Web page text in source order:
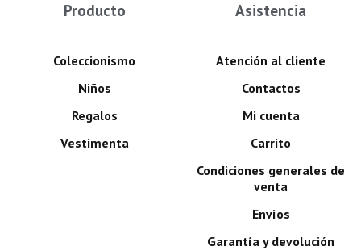
Producto
Coleccionismo
Niños
Regalos
Vestimenta
Asistencia
Atención al cliente
Contactos
Mi cuenta
Carrito
Condiciones generales de
venta
Envíos
Garantía y devolución